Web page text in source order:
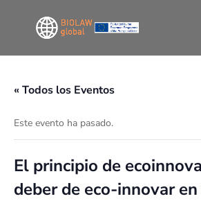
« Todos los Eventos
Este evento ha pasado.
El principio de
deber de eco-innovar